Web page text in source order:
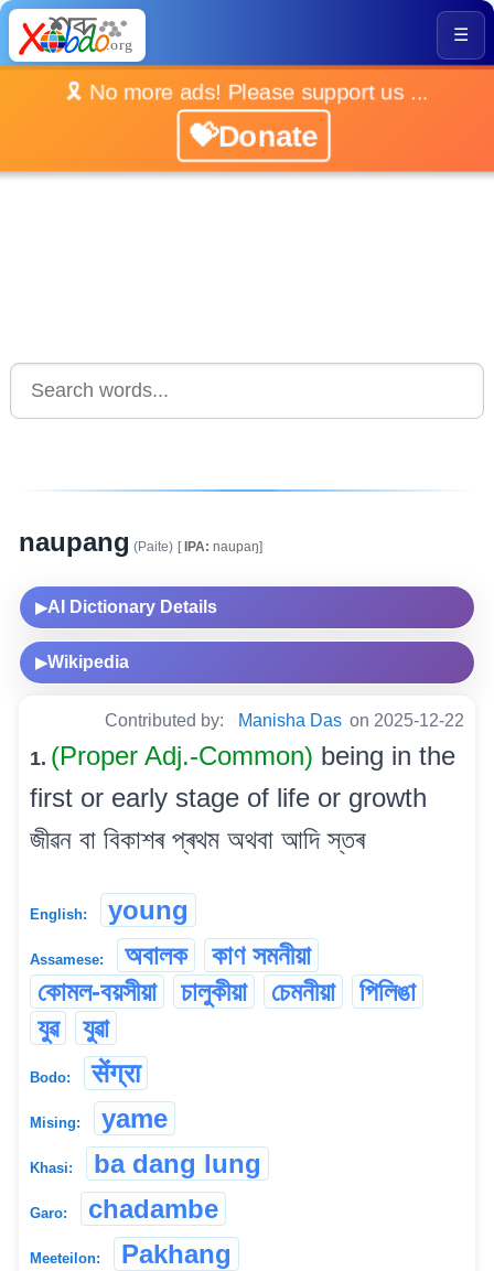
☰
🎗️ No more ads! Please support us ...
💝Donate
naupang (Paite) [IPA: naupaŋ]
▶AI Dictionary Details
▶Wikipedia
Contributed by: Manisha Das on 2025-12-22
1. (Proper Adj.-Common) being in the
first or early stage of life or growth
জীৱন বা বিকাশৰ প্ৰথম অথবা আদি স্তৰ
English: young
Assamese: অবালক
কাণ সমনীয়া
কোমল-বয়সীয়া
চালুকীয়া চেমনীয়া
পিলিঙা
যুৱ
যুৱা
Bodo: सेंग्रा
Mising: yame
Khasi: ba dang lung
Garo: chadambe
Meeteilon: Pakhang